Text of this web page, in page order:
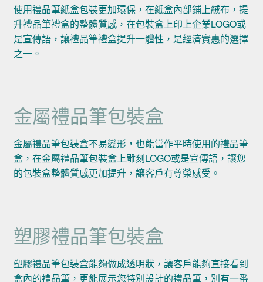
使用禮品筆紙盒包裝更加環保，在紙盒內部鋪上絨布，提
升禮品筆禮盒的整體質感，在包裝盒上印上企業LOGO或
是宣傳語，讓禮品筆禮盒提升一體性，是經濟實惠的選擇
之一。
金屬禮品筆包裝盒
金屬禮品筆包裝盒不易變形，也能當作平時使用的禮品筆
盒，在金屬禮品筆包裝盒上雕刻LOGO或是宣傳語，讓您
的包裝盒整體質感更加提升，讓客戶有尊榮感受。
塑膠禮品筆包裝盒
塑膠禮品筆包裝盒能夠做成透明狀，讓客戶能夠直接看到
盒內的禮品筆，更能展示您特別設計的禮品筆，別有一番